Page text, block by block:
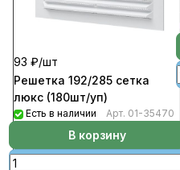
93 ₽/шт
Решетка 192/285 сетка
люкс (180шт/уп)
Есть в наличии Арт. 01-35470
В корзину